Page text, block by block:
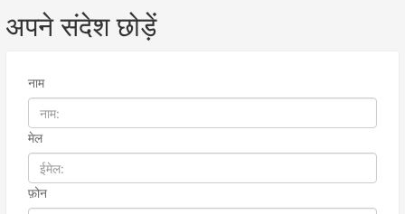
अपने संदेश छोड़ें
नाम
मेल
फ़ोन